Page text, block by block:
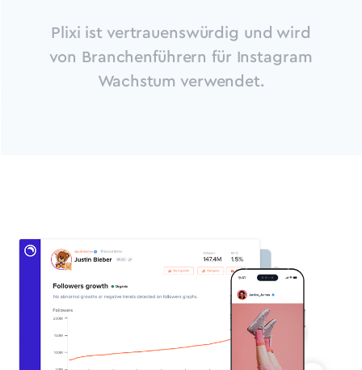
Plixi ist vertrauenswürdig und wird
von Branchenführern für Instagram
Wachstum verwendet.